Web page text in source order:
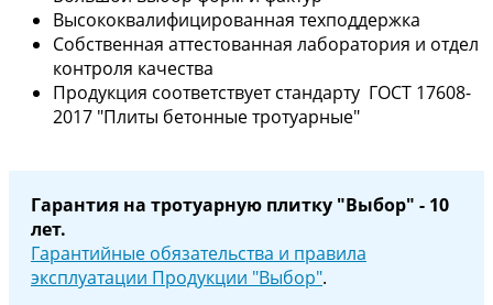
Высококвалифицированная техподдержка
Собственная аттестованная лаборатория и отдел
контроля качества
Продукция соответствует стандарту ГОСТ 17608-
2017 "Плиты бетонные тротуарные"
Гарантия на тротуарную плитку "Выбор" - 10
лет.
Гарантийные обязательства и правила
эксплуатации Продукции "Выбор".